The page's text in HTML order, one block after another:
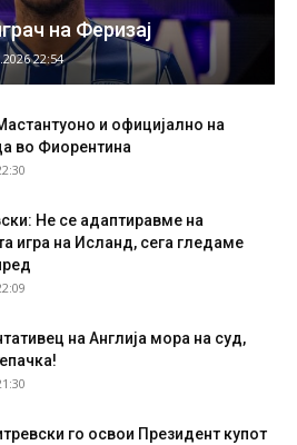
на Феризај
22:54
и официјално на
во Фиорентина
Не се адаптиравме на
игра на Исланд, сега гледаме
на Англија мора на суд,
го освои Президент купот